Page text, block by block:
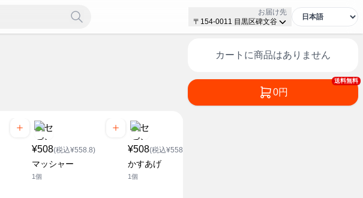
お届け先
〒154-0011 目黒区碑文谷
¥508(税込¥558.8)
マッシャー
1個
¥508(税込¥558.8)
かすあげ
1個
カートに商品はありません
送料無料
0円